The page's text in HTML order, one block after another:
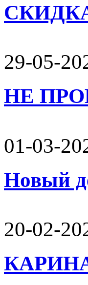
29-05-
НЕ
01-03-
Новый
20-02-
КАРИНА